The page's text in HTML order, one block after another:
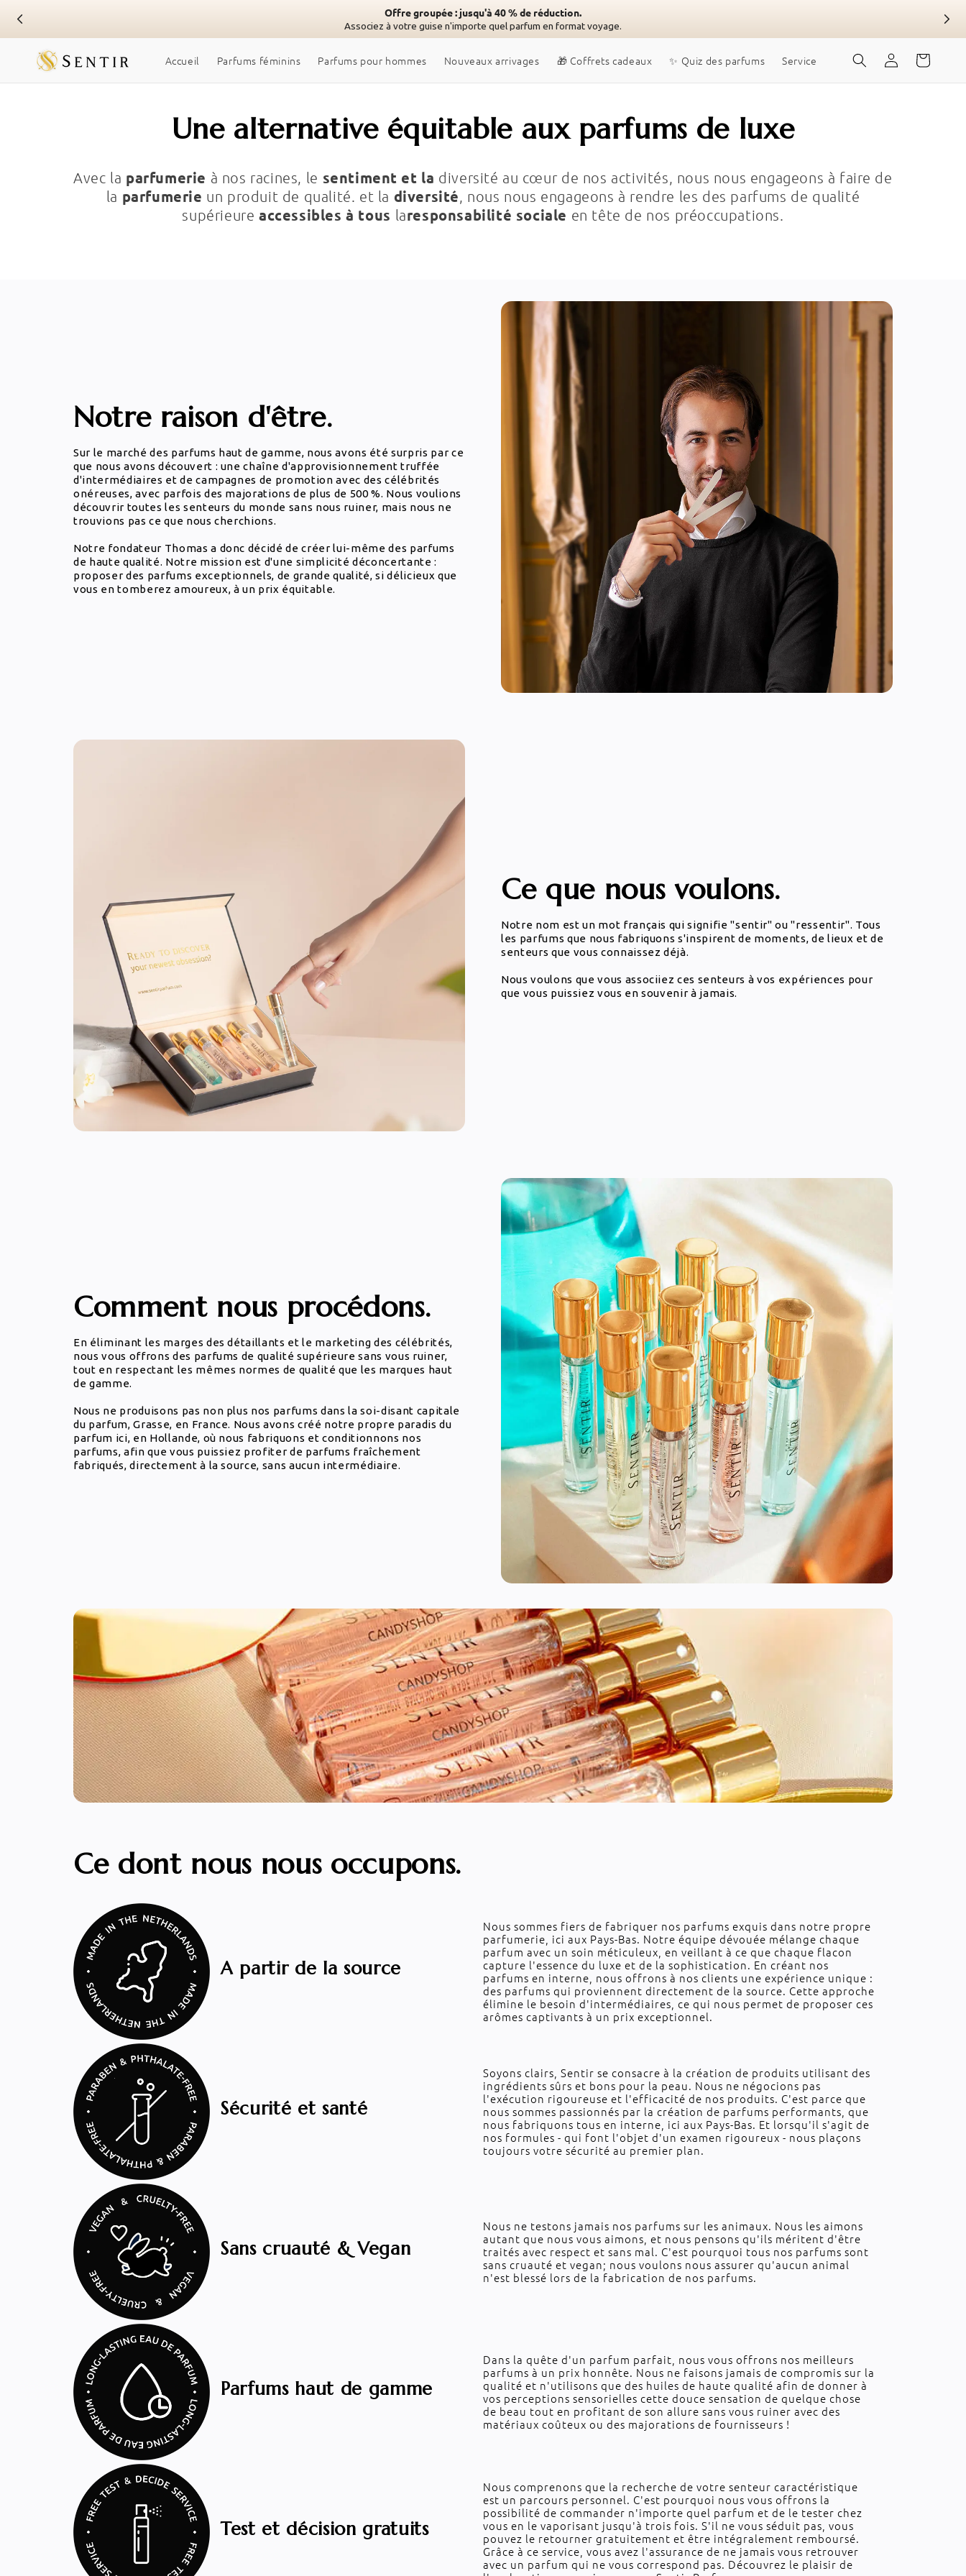
content
Offre groupée : jusqu'à 40 % de réduction.
Associez à votre guise n'importe quel parfum en format voyage.
Accueil Parfums féminins Parfums pour hommes Nouveaux arrivages 🎁 Coffrets cadeaux ✨ Quiz des parfums Service
connecter
Chariot
Une alternative équitable aux parfums de luxe
Avec la parfumerie à nos racines, le sentiment et la diversité au cœur de nos activités, nous nous engageons à faire de
la parfumerie un produit de qualité. et la diversité , nous nous engageons à rendre les des parfums de qualité
supérieureaccessibles à tous laresponsabilité sociale en tête de nos préoccupations.
Notre raison d'être.
Sur le marché des parfums haut de gamme, nous avons été surpris par ce
que nous avons découvert : une chaîne d'approvisionnement truffée
d'intermédiaires et de campagnes de promotion avec des célébrités
onéreuses, avec parfois des majorations de plus de 500 %. Nous voulions
découvrir toutes les senteurs du monde sans nous ruiner, mais nous ne
trouvions pas ce que nous cherchions.
Notre fondateur Thomas a donc décidé de créer lui-même des parfums
de haute qualité. Notre mission est d'une simplicité déconcertante :
proposer des parfums exceptionnels, de grande qualité, si délicieux que
vous en tomberez amoureux, à un prix équitable.
Ce que nous voulons.
Notre nom est un mot français qui signifie "sentir" ou "ressentir". Tous
les parfums que nous fabriquons s'inspirent de moments, de lieux et de
senteurs que vous connaissez déjà.
Nous voulons que vous associiez ces senteurs à vos expériences pour
que vous puissiez vous en souvenir à jamais.
Comment nous procédons.
En éliminant les marges des détaillants et le marketing des célébrités,
nous vous offrons des parfums de qualité supérieure sans vous ruiner,
tout en respectant les mêmes normes de qualité que les marques haut
de gamme.
Nous ne produisons pas non plus nos parfums dans la soi-disant capitale
du parfum, Grasse, en France. Nous avons créé notre propre paradis du
parfum ici, en Hollande, où nous fabriquons et conditionnons nos
parfums, afin que vous puissiez profiter de parfums fraîchement
fabriqués, directement à la source, sans aucun intermédiaire.
Ce dont nous nous occupons.
A partir de la source
Nous sommes fiers de fabriquer nos parfums exquis dans notre propre
parfumerie, ici aux Pays-Bas. Notre équipe dévouée mélange chaque
parfum avec un soin méticuleux, en veillant à ce que chaque flacon
capture l'essence du luxe et de la sophistication. En créant nos
parfums en interne, nous offrons à nos clients une expérience unique :
des parfums qui proviennent directement de la source. Cette approche
élimine le besoin d'intermédiaires, ce qui nous permet de proposer ces
arômes captivants à un prix exceptionnel.
Sécurité et santé
Soyons clairs, Sentir se consacre à la création de produits utilisant des
ingrédients sûrs et bons pour la peau. Nous ne négocions pas
l'exécution rigoureuse et l'efficacité de nos produits. C'est parce que
nous sommes passionnés par la création de parfums performants, que
nous fabriquons tous en interne, ici aux Pays-Bas. Et lorsqu'il s'agit de
nos formules - qui font l'objet d'un examen rigoureux - nous plaçons
toujours votre sécurité au premier plan.
Sans cruauté & Vegan
Nous ne testons jamais nos parfums sur les animaux. Nous les aimons
autant que nous vous aimons, et nous pensons qu'ils méritent d'être
traités avec respect et sans mal. C'est pourquoi tous nos parfums sont
sans cruauté et vegan; nous voulons nous assurer qu'aucun animal
n'est blessé lors de la fabrication de nos parfums.
Parfums haut de gamme
Dans la quête d'un parfum parfait, nous vous offrons nos meilleurs
parfums à un prix honnête. Nous ne faisons jamais de compromis sur la
qualité et n'utilisons que des huiles de haute qualité afin de donner à
vos perceptions sensorielles cette douce sensation de quelque chose
de beau tout en profitant de son allure sans vous ruiner avec des
matériaux coûteux ou des majorations de fournisseurs !
Test et décision gratuits
Nous comprenons que la recherche de votre senteur caractéristique
est un parcours personnel. C'est pourquoi nous vous offrons la
possibilité de commander n'importe quel parfum et de le tester chez
vous en le vaporisant jusqu'à trois fois. S'il ne vous séduit pas, vous
pouvez le retourner gratuitement et être intégralement remboursé.
Grâce à ce service, vous avez l'assurance de ne jamais vous retrouver
avec un parfum qui ne vous correspond pas. Découvrez le plaisir de